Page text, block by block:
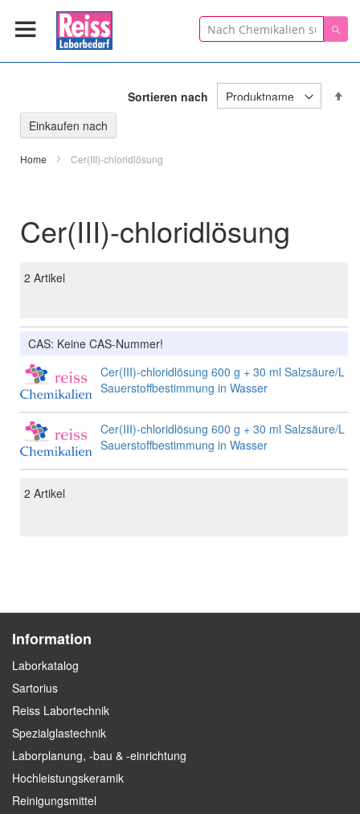
Suche
Home Cer(III)-chloridlösung
Cer(III)-chloridlösung
2 Artikel
Sortieren nach
CAS: Keine CAS-Nummer!
Cer(III)-chloridlösung 600 g + 30 ml Salzsäure/L
Sauerstoffbestimmung in Wasser
Cer(III)-chloridlösung 600 g + 30 ml Salzsäure/L
Sauerstoffbestimmung in Wasser
2 Artikel
Einkaufen nach
Information
Laborkatalog
Sartorius
Reiss Labortechnik
Spezialglastechnik
Laborplanung, -bau & -einrichtung
Hochleistungskeramik
Reinigungsmittel